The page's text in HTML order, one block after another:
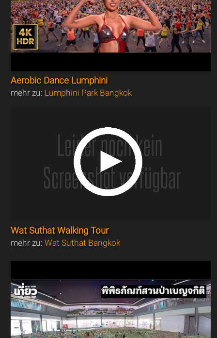
Aerobic Dance Lumphini
mehr zu: Lumphini Park Bangkok
Wat Suthat Walking Tour
mehr zu:Wat Suthat Bangkok